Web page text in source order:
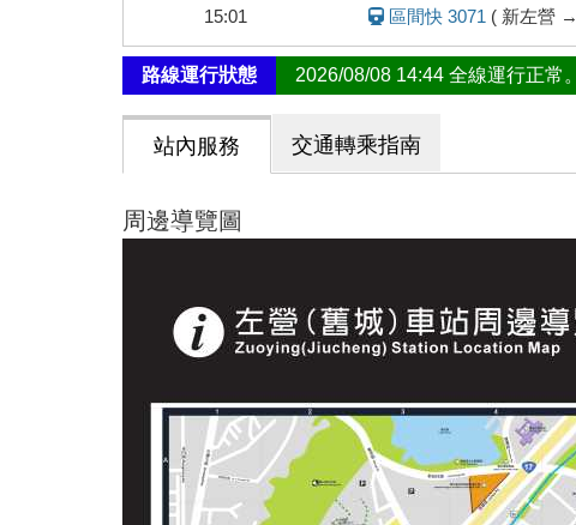
15:01 區間快 3071 ( 新左營 →
路線運行狀態 2026/08/08 14:44 全線運行正常。
站內服務 交通轉乘指南
周邊導覽圖